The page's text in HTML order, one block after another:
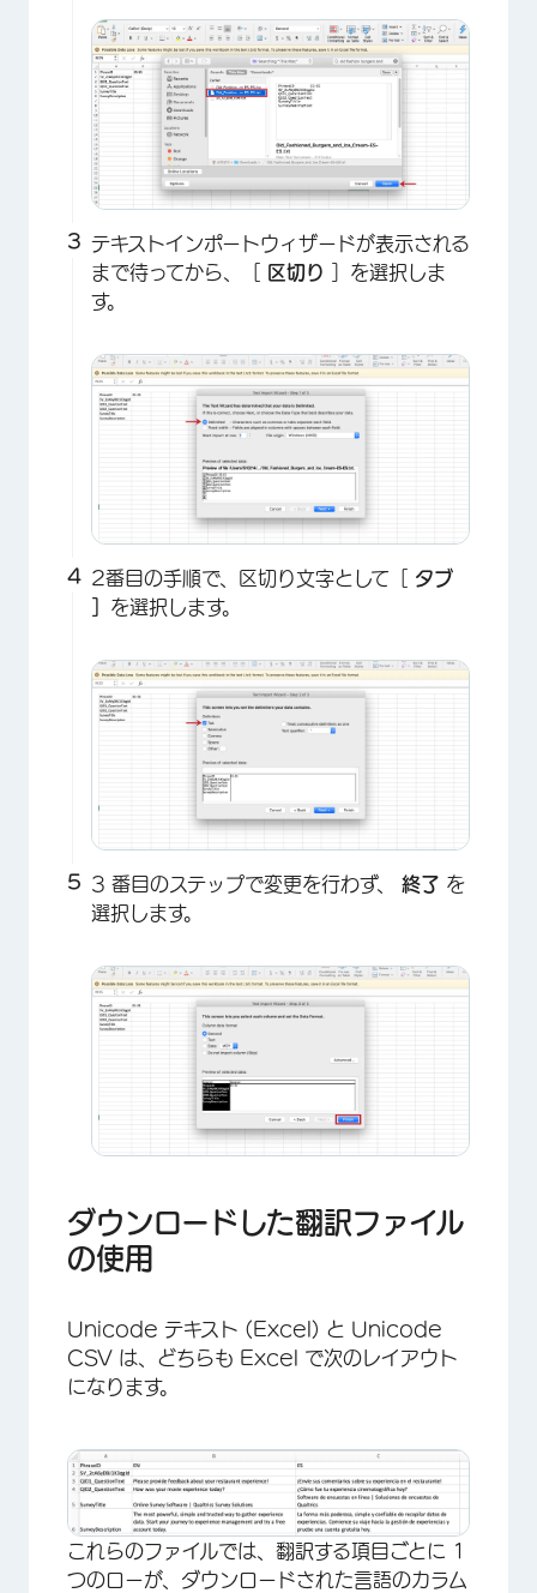
テキストインポートウィザードが表示される
まで待ってから、［
区切り
］を選択しま
す。
2番目の手順で、区切り文字として［ タブ
を選択します。
3 番目のステップで変更を行わず、 終了 を
選択します。
ダウンロードした翻訳ファイル
の使用
Unicode テキスト (Excel) と Unicode
CSV は、どちらも Excel で次のレイアウト
になります。
これらのファイルでは、翻訳する項目ごとに 1
つのローが、ダウンロードされた言語のカラム